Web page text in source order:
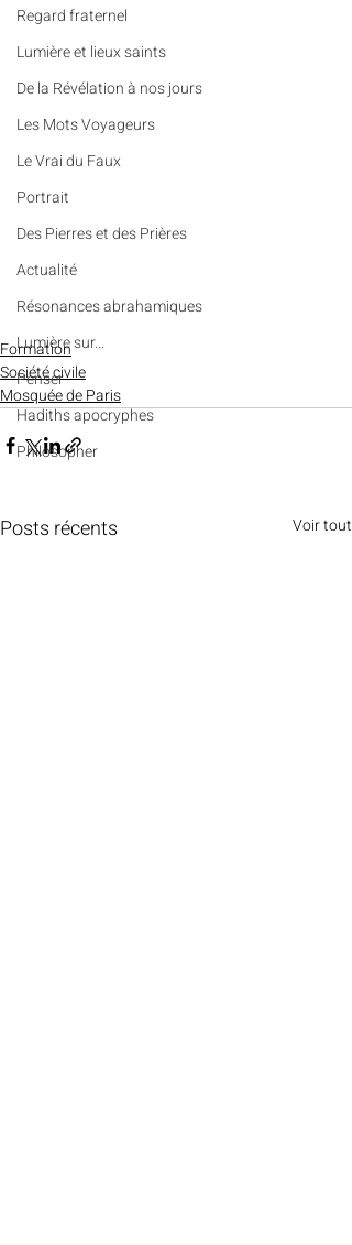
Regard fraternel
Lumière et lieux saints
De la Révélation à nos jours
Les Mots Voyageurs
Le Vrai du Faux
Portrait
Des Pierres et des Prières
Actualité
Résonances abrahamiques
Lumière sur...
Penser
Hadiths apocryphes
Philosopher
Formation
Société civile
Mosquée de Paris
Posts récents Voir tout